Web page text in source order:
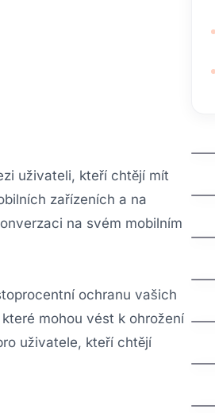
uživateli, kteří chtějí mít
zařízeních a na
na svém mobilním
ochranu vašich
mohou vést k ohrožení
uživatele, kteří chtějí